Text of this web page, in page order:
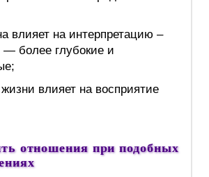
влияет на интерпретацию –
более глубокие и
влияет на восприятие
отношения при подобных